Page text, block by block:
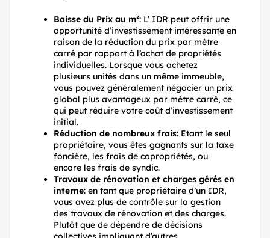
Baisse du Prix au m²: L’ IDR peut offrir une
opportunité d’investissement intéressante en
raison de la réduction du prix par mètre
carré par rapport à l’achat de propriétés
individuelles. Lorsque vous achetez
plusieurs unités dans un même immeuble,
vous pouvez généralement négocier un prix
global plus avantageux par mètre carré, ce
qui peut réduire votre coût d’investissement
initial.
Réduction de nombreux frais: Etant le seul
propriétaire, vous êtes gagnants sur la taxe
foncière, les frais de copropriétés, ou
encore les frais de syndic.
Travaux de rénovation et charges gérés en
interne: en tant que propriétaire d’un IDR,
vous avez plus de contrôle sur la gestion
des travaux de rénovation et des charges.
Plutôt que de dépendre de décisions